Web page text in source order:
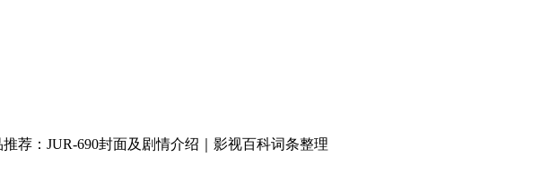
荐：JUR-690封面及剧情介绍｜影视百科词条整理